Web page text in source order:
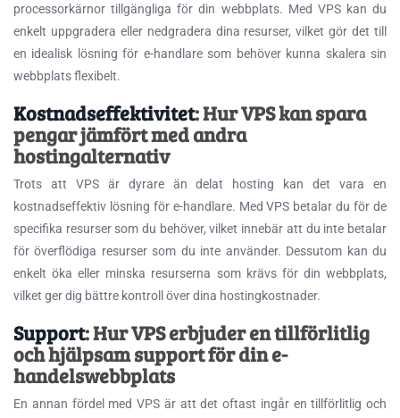
processorkärnor tillgängliga för din webbplats. Med VPS kan du
enkelt uppgradera eller nedgradera dina resurser, vilket gör det till
en idealisk lösning för e-handlare som behöver kunna skalera sin
webbplats flexibelt.
Kostnadseffektivitet: Hur VPS kan spara
pengar jämfört med andra
hostingalternativ
Trots att VPS är dyrare än delat hosting kan det vara en
kostnadseffektiv lösning för e-handlare. Med VPS betalar du för de
specifika resurser som du behöver, vilket innebär att du inte betalar
för överflödiga resurser som du inte använder. Dessutom kan du
enkelt öka eller minska resurserna som krävs för din webbplats,
vilket ger dig bättre kontroll över dina hostingkostnader.
Support: Hur VPS erbjuder en tillförlitlig
och hjälpsam support för din e-
handelswebbplats
En annan fördel med VPS är att det oftast ingår en tillförlitlig och